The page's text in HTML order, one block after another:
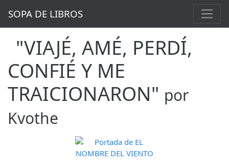
SOPA DE LIBROS
"VIAJÉ, AMÉ, PERDÍ,
CONFIÉ Y ME
TRAICIONARON" por
Kvothe